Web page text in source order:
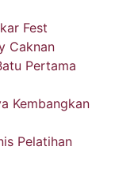
Fest
Caknan
Pertama
Kembangkan
Pelatihan